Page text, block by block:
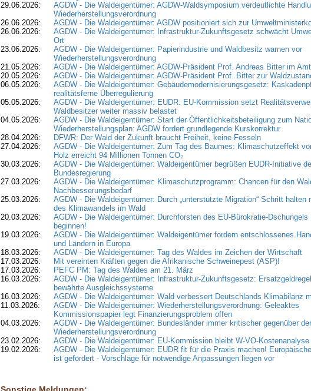
29.06.2026:
AGDW - Die Waldeigentümer: AGDW-Waldsymposium verdeutlichte
Wiederherstellungsverordnung
26.06.2026:
AGDW - Die Waldeigentümer: AGDW positioniert sich zur
26.06.2026:
AGDW - Die Waldeigentümer: Infrastruktur-Zukunftsgesetz schwächt
Ort
23.06.2026:
AGDW - Die Waldeigentümer: Papierindustrie und Waldbesitz warnen vor
Wiederherstellungsverordnung
21.05.2026:
AGDW - Die Waldeigentümer: AGDW-Präsident Prof. Andreas Bitter im
20.05.2026:
AGDW - Die Waldeigentümer: AGDW-Präsident Prof. Bitter zur
06.05.2026:
AGDW - Die Waldeigentümer: Gebäudemodernisierungsgesetz:
realitätsferne Überregulierung
05.05.2026:
AGDW - Die Waldeigentümer: EUDR: EU-Kommission setzt
Waldbesitzer weiter massiv belastet
04.05.2026:
AGDW - Die Waldeigentümer: Start der Öffentlichkeitsbeteiligung zum
Wiederherstellungsplan: AGDW fordert grundlegende Kurskorrektur
28.04.2026:
DFWR: Der Wald der Zukunft braucht Freiheit, keine Fesseln
27.04.2026:
AGDW - Die Waldeigentümer: Zum Tag des Baumes: Klimaschutzeffekt
Holz erreicht 94 Millionen Tonnen CO₂
30.03.2026:
AGDW - Die Waldeigentümer: Waldeigentümer begrüßen EUDR-Initiative
Bundesregierung
27.03.2026:
AGDW - Die Waldeigentümer: Klimaschutzprogramm: Chancen für den
Nachbesserungsbedarf
25.03.2026:
AGDW - Die Waldeigentümer: Durch „unterstützte Migration“ Schritt halten
des Klimawandels im Wald
20.03.2026:
AGDW - Die Waldeigentümer: Durchforsten des EU-Bürokratie-
beginnen!
19.03.2026:
AGDW - Die Waldeigentümer: Waldeigentümer fordern entschlossenes
und Ländern in Europa
18.03.2026:
AGDW - Die Waldeigentümer: Tag des Waldes im Zeichen der Wirtschaft
17.03.2026:
Mit vereinten Kräften gegen die Afrikanische Schweinepest (ASP)!
17.03.2026:
PEFC PM: Tag des Waldes am 21. März
16.03.2026:
AGDW - Die Waldeigentümer: Infrastruktur-Zukunftsgesetz:
bewährte Ausgleichssysteme
16.03.2026:
AGDW - Die Waldeigentümer: Wald verbessert Deutschlands Klimabilanz
11.03.2026:
AGDW - Die Waldeigentümer: Wiederherstellungsverordnung: Geleaktes
Kommissionspapier legt Finanzierungsproblem offen
04.03.2026:
AGDW - Die Waldeigentümer: Bundesländer immer kritischer gegenüber der
Wiederherstellungsverordnung
23.02.2026:
AGDW - Die Waldeigentümer: EU-Kommission bleibt W-VO-
19.02.2026:
AGDW - Die Waldeigentümer: EUDR fit für die Praxis machen!
ist gefordert - Vorschläge für notwendige Anpassungen liegen vor